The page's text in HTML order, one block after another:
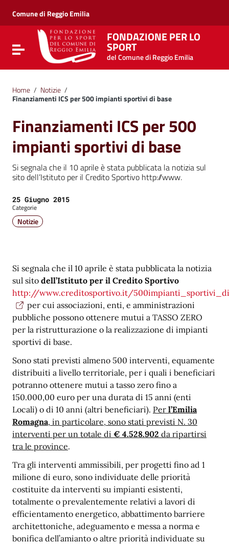
Vai al menu di navigazione
Vai al footer
Comune di Reggio Emilia
Attiva / disattiva la navigazione
FONDAZIONE PER LO
SPORT
del Comune di Reggio Emilia
Home / Notizie /
Finanziamenti ICS per 500 impianti sportivi di base
Finanziamenti ICS per 500
impianti sportivi di base
Si segnala che il 10 aprile è stata pubblicata la notizia sul
sito dell’Istituto per il Credito Sportivo http://www.
Data:
25 Giugno 2015
Categorie
Notizie
Si segnala che il 10 aprile è stata pubblicata la notizia
sul sito dell’Istituto per il Credito Sportivo
http://www.creditosportivo.it/
per cui associazioni, enti, e amministrazioni
pubbliche possono ottenere mutui a TASSO ZERO
per la ristrutturazione o la realizzazione di impianti
sportivi di base.
Sono stati previsti almeno 500 interventi, equamente
distribuiti a livello territoriale, per i quali i beneficiari
potranno ottenere mutui a tasso zero fino a
150.000,00 euro per una durata di 15 anni (enti
Locali) o di 10 anni (altri beneficiari). Per l’Emilia
Romagna, in particolare, sono stati previsti N. 30
interventi per un totale di € 4.528.902 da ripartirsi
tra le province.
Tra gli interventi ammissibili, per progetti fino ad 1
milione di euro, sono individuate delle priorità
costituite da interventi su impianti esistenti,
totalmente o prevalentemente relativi a lavori di
efficientamento energetico, abbattimento barriere
architettoniche, adeguamento e messa a norma e
bonifica dell’amianto o altre priorità individuate su